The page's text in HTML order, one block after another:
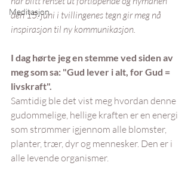
Meditasjon
den 15. juni i tvillingenes tegn gir meg nå
inspirasjon til ny kommunikasjon.
I dag hørte jeg en stemme ved siden av
meg som sa: "Gud lever i alt, for Gud =
livskraft".
Samtidig ble det vist meg hvordan denne
gudommelige, hellige kraften er en energi
som strømmer igjennom alle blomster,
planter, trær, dyr og mennesker. Den er i
alle levende organismer.